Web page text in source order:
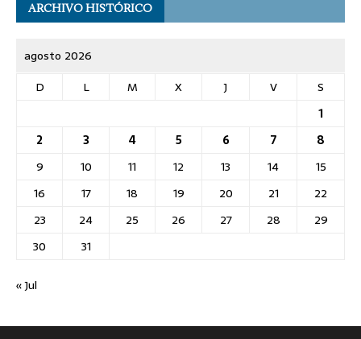
ARCHIVO HISTÓRICO
agosto 2026
D
L M X J V
S
1
2
3 4 5 6 7
8
9
10 11 12 13 14
15
16
17 18 19 20 21
22
23
24 25 26 27 28
29
30
31
« Jul